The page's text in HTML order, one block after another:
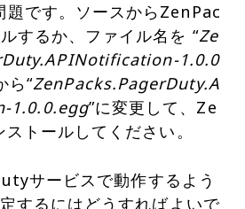
題です。ソースからZenPac
するか、ファイル名を “Ze
1.0.0
ら“ZenPacks.PagerDuty.A
1.0.0.egg”に変更して、Ze
トールしてください。
サービスで動作するよう
するにはどうすればよいで